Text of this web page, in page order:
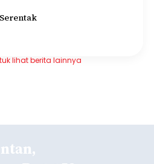
lihat berita lainnya